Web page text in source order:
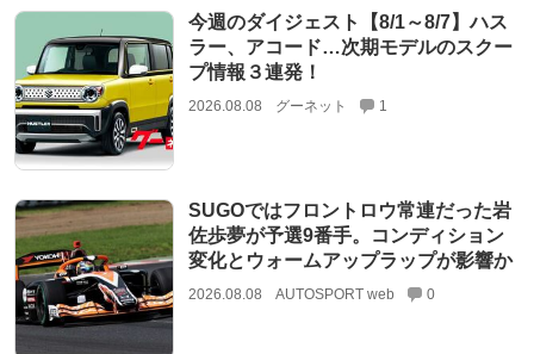
今週のダイジェスト【8/1～8/7】ハス
ラー、アコード…次期モデルのスクー
プ情報３連発！
2026.08.08 グーネット 1
SUGOではフロントロウ常連だった岩
佐歩夢が予選9番手。コンディション
変化とウォームアップラップが影響か
2026.08.08 AUTOSPORT web 0